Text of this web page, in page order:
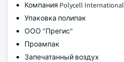
Компания Polycell International
Упаковка полипак
ООО "Прегис"
Проампак
Запечатанный воздух